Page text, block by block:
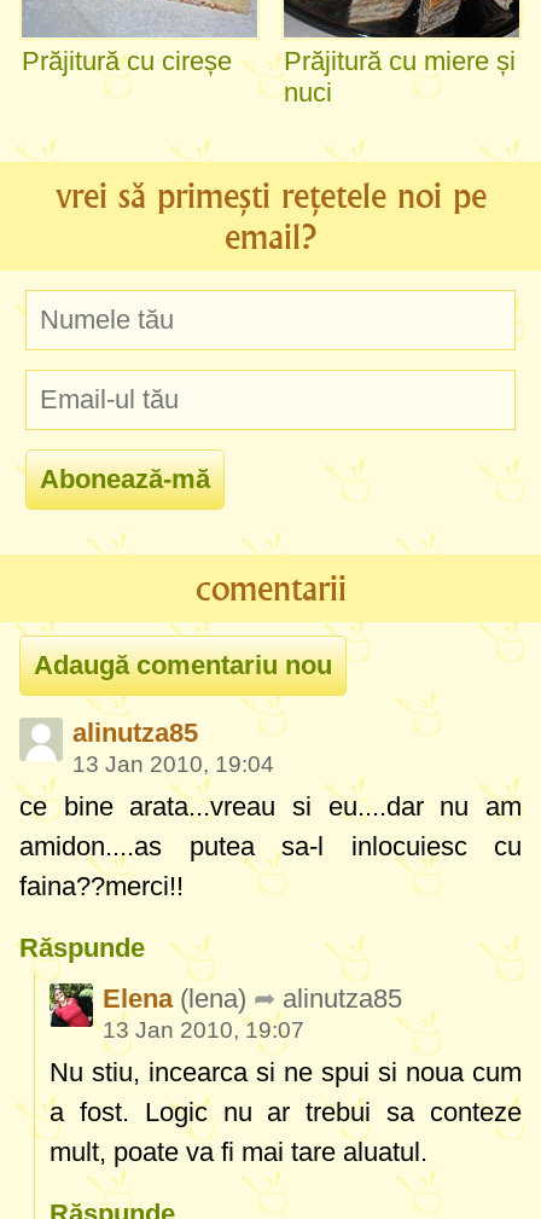
Prăjitură cu cireșe
Prăjitură cu miere și
nuci
vrei să primești rețetele noi pe
email?
comentarii
alinutza85
13 Jan 2010, 19:04
ce bine arata...vreau si eu....dar nu am
amidon....as putea sa-l inlocuiesc cu
faina??merci!!
Răspunde
Elena (lena) alinutza85
13 Jan 2010, 19:07
Nu stiu, incearca si ne spui si noua cum
a fost. Logic nu ar trebui sa conteze
mult, poate va fi mai tare aluatul.